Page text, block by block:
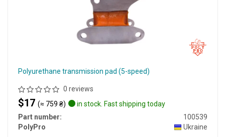
Polyurethane transmission pad (5-speed)
0 reviews
$17 (≈ 759 ₴)
in stock. Fast shipping today
Part number:
100539
PolyPro
Ukraine